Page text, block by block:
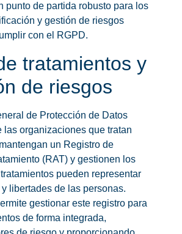
punto de partida robusto para los
y gestión de riesgos
con el RGPD.
tratamientos y
de riesgos
de Protección de Datos
las organizaciones que tratan
un Registro de
(RAT) y gestionen los
pueden representar
libertades de las personas.
gestionar este registro para
de forma integrada,